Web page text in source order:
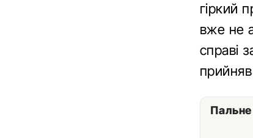
гіркий
вже не
справі
Пальне